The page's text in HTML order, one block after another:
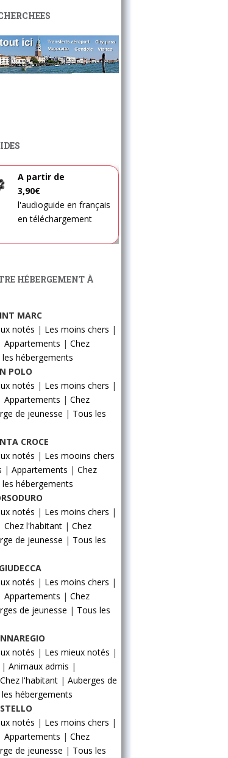
A partir de
3,90€
l'audioguide en français
en téléchargement
HÉBERGEMENT À
MARC
notés | Les moins chers |
Appartements | Chez
les hébergements
POLO
notés | Les moins chers |
Appartements | Chez
de jeunesse | Tous les
CROCE
notés | Les mooins chers
| Appartements | Chez
les hébergements
notés | Les moins chers |
Chez l'habitant| Chez
de jeunesse | Tous les
notés | Les moins chers |
Appartements | Chez
de jeunesse | Tous les
notés | Les mieux notés |
| Animaux admis |
Chez l'habitant| Auberges de
hébergements
notés | Les moins chers |
Appartements | Chez
de jeunesse | Tous les